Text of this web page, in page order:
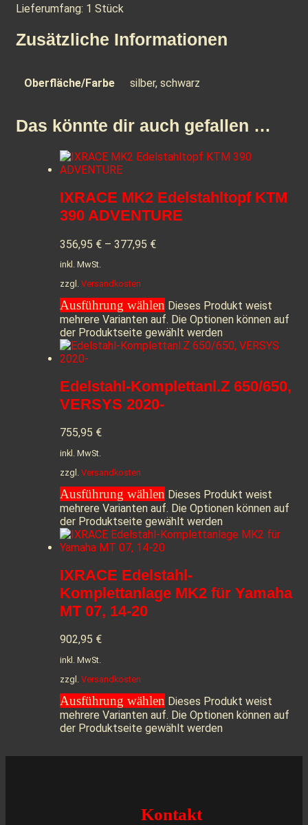
Lieferumfang: 1 Stück
Zusätzliche Informationen
Oberfläche/Farbe silber, schwarz
Das könnte dir auch gefallen …
IXRACE MK2 Edelstahltopf KTM
390 ADVENTURE
356,95 € – 377,95 €
inkl. MwSt.
zzgl. Versandkosten
Ausführung wählen Dieses Produkt weist
mehrere Varianten auf. Die Optionen können auf
der Produktseite gewählt werden
Edelstahl-Komplettanl.Z 650/650,
VERSYS 2020-
755,95 €
inkl. MwSt.
zzgl. Versandkosten
Ausführung wählen Dieses Produkt weist
mehrere Varianten auf. Die Optionen können auf
der Produktseite gewählt werden
IXRACE Edelstahl-
Komplettanlage MK2 für Yamaha
MT 07, 14-20
902,95 €
inkl. MwSt.
zzgl. Versandkosten
Ausführung wählen Dieses Produkt weist
mehrere Varianten auf. Die Optionen können auf
der Produktseite gewählt werden
Kontakt